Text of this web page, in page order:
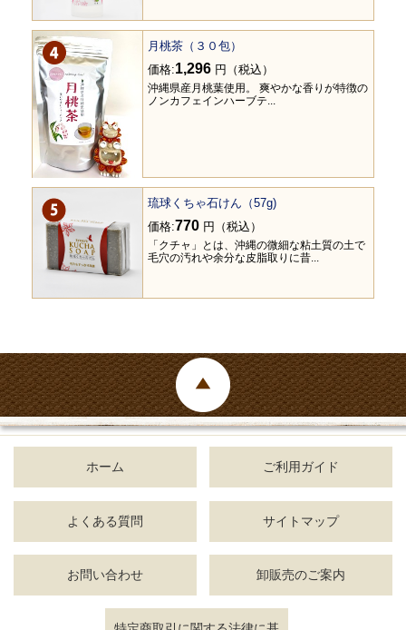
月桃茶（３０包）
価格:1,296 円（税込）
沖縄県産月桃葉使用。 爽やかな香りが特徴の
ノンカフェインハーブテ...
琉球くちゃ石けん（57g)
価格:770 円（税込）
「クチャ」とは、沖縄の微細な粘土質の土で
毛穴の汚れや余分な皮脂取りに昔...
ホーム ご利用ガイド
よくある質問 サイトマップ
お問い合わせ 卸販売のご案内